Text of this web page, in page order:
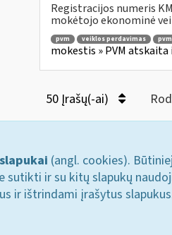
Registracijos numeris
mokėtojo ekonominė
pvm veiklos perdavimas
mokestis » PVM
50 Įrašų(-ai)
(angl. cookies).
sutikti ir su kitų slapukų
ir ištrindami įrašytus